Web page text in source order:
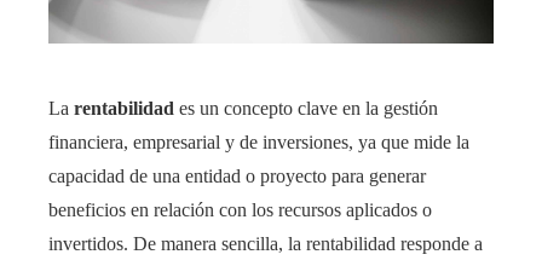
La rentabilidad es un concepto clave en la gestión
financiera, empresarial y de inversiones, ya que mide la
capacidad de una entidad o proyecto para generar
beneficios en relación con los recursos aplicados o
invertidos. De manera sencilla, la rentabilidad responde a